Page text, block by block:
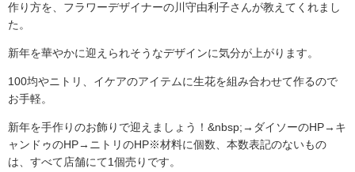
作り方を、フラワーデザイナーの川守由利子さんが教えてくれまし
た。
新年を華やかに迎えられそうなデザインに気分が上がります。
100均やニトリ、イケアのアイテムに生花を組み合わせて作るので
お手軽。
新年を手作りのお飾りで迎えましょう！&nbsp;→ダイソーのHP→キ
ャンドゥのHP→ニトリのHP※材料に個数、本数表記のないもの
は、すべて店舗にて1個売りです。